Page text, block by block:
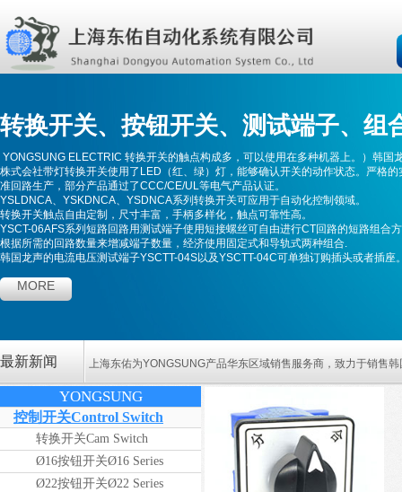
转换开关、按钮开关、测试端子、 组
YONGSUNG ELECTRIC 转换开关的触点构成多，可以使用在多种机器上。） 韩国
株式会社带灯转换开关使用了LED（红、绿）灯，能够确认开关的动作状态。严格的
准回路生产，部分产品通过了CCC/CE/UL等电气产品认证。
YSLDNCA、YSKDNCA、YSDNCA系列转换开关可应用于自动化控制领域。
转换开关触点自由定制，尺寸丰富，手柄多样化，触点可靠性高。
YSCT-06AFS系列 短路回路用测试端子使用短接螺丝可自由进行CT回路的短路组合
根据所需的回路数量来增减端子数量，经济使用固定式和导轨式两种组合.
韩国龙声的电流电压测试端子YSCTT-04S以及YSCTT-04C可单独订购插头或者插座
MORE
上海东佑为YONGSUNG产品华东区域销售服务商，致力于销售
最新新闻
YONGSUNG
ELECTRIC（2024年版）
控制开关Control Switch
转换开关Cam Switch
Ø16按钮开关Ø16 Series
Ø22按钮开关Ø22 Series